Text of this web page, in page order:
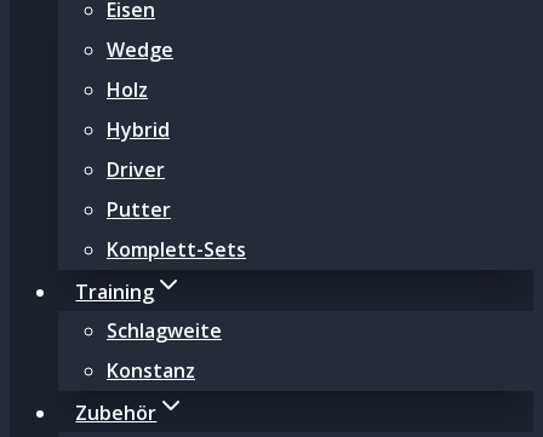
Eisen
Wedge
Holz
Hybrid
Driver
Putter
Komplett-Sets
Training
Schlagweite
Konstanz
Zubehör